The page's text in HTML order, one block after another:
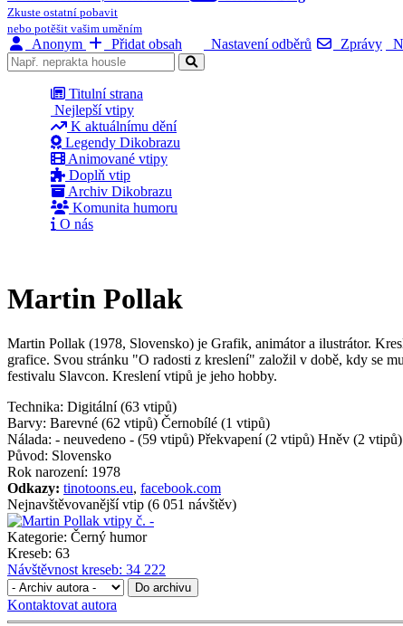
Zkuste ostatní pobavit
nebo potěšit vašim uměním
Anonym Přidat obsah Nastavení odběrů Zprávy
Titulní strana
Nejlepší vtipy
K aktuálnímu dění
Legendy Dikobrazu
Animované vtipy
Doplň vtip
Archiv Dikobrazu
Komunita humoru
O nás
Martin Pollak
Martin Pollak (1978, Slovensko) je Grafik, animátor a ilustrátor.
grafice. Svou stránku "O radosti z kreslení" založil v době, kdy se
festivalu Slavcon. Kreslení vtipů je jeho hobby.
Technika: Digitální (63 vtipů)
Barvy: Barevné (62 vtipů) Černobílé (1 vtipů)
Nálada: - neuvedeno - (59 vtipů) Překvapení (2 vtipů) Hněv (2 vtipů)
Původ: Slovensko
Rok narození: 1978
Odkazy: tinotoons.eu, facebook.com
Nejnavštěvovanější vtip (6 051 návštěv)
Kategorie: Černý humor
Kreseb: 63
Návštěvnost kreseb: 34 222
Do archivu
Kontaktovat autora